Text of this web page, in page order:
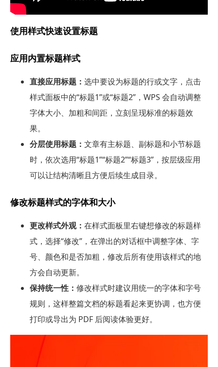
使用样式快速设置标题
应用内置标题样式
直接应用标题： 选中要设为标题的行或文字，点击
样式面板中的“标题1”或“标题2”，WPS 会自动调整
字体大小、加粗和间距，立刻呈现标准的标题效
果。
分层使用标题： 文章有主标题、副标题和小节标题
时，依次选用“标题1”“标题2”“标题3”，按层级应用
可以让结构清晰且方便后续生成目录。
修改标题样式的字体和大小
更改样式外观： 在样式面板里右键想修改的标题样
式，选择“修改”，在弹出的对话框中调整字体、字
号、颜色和是否加粗，修改后所有使用该样式的地
方会自动更新。
保持统一性： 修改样式时建议用统一的字体和字号
规则，这样整篇文档的标题看起来更协调，也方便
打印或导出为 PDF 后阅读体验更好。